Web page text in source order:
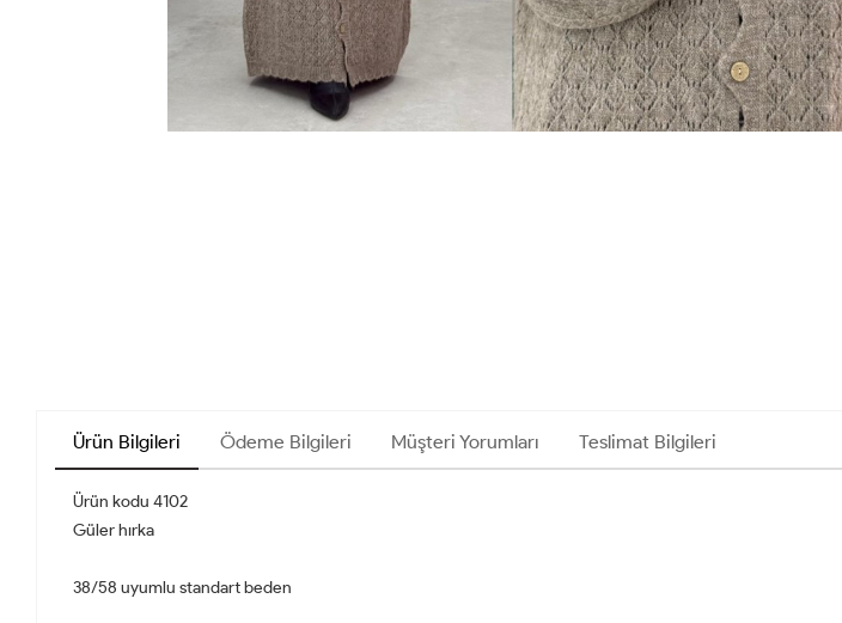
Ürün Bilgileri Ödeme Bilgileri Müşteri Yorumları Teslimat Bilgileri
Ürün kodu 4102
Güler hırka
38/58 uyumlu standart beden